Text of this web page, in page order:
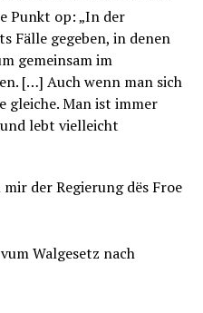
Punkt op: „In der
Fälle gegeben, in denen
gemeinsam im
[…] Auch wenn man sich
gleiche. Man ist immer
lebt vielleicht
der Regierung dës Froe
Walgesetz nach